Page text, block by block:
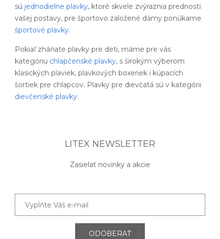
sú jednodielne plavky, ktoré skvele zvýraznia prednosti
vašej postavy, pre športovo založené dámy ponúkame
športové plavky.
Pokiaľ zháňate plavky pre deti, máme pre vás
kategóriu chlapčenské plavky, s širokým výberom
klasických plaviek, plavkových boxeriek i kúpacích
šortiek pre chlapcov. Plavky pre dievčatá sú v kategórii
dievčenské plavky.
LITEX NEWSLETTER
Zasielať novinky a akcie
ODOBERAŤ